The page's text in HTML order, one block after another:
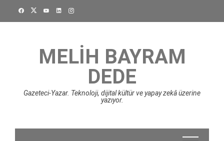
MELIH BAYRAM
DEDE
Gazeteci-Yazar. Teknoloji, dijital kültür ve yapay zekâ üzerine
yazıyor.